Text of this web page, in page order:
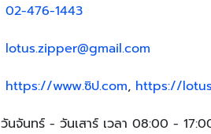
02-476-1443
lotus.zipper@gmail.com
https://www.ซิป.com, https://
วันจันทร์ - วันเสาร์ เวลา 08:00 -